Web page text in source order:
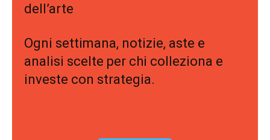
dell’arte
Ogni settimana, notizie, aste e
analisi scelte per chi colleziona e
investe con strategia.